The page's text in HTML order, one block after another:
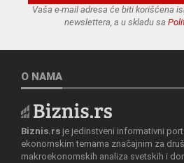
Vaša e-mail adresa će biti korišćena
newslettera, a u skladu sa
O NAMA
Biznis.rs je jedinstveni informativni
ekonomskim temama značajnim za
makroekonomskih analiza svetskih i